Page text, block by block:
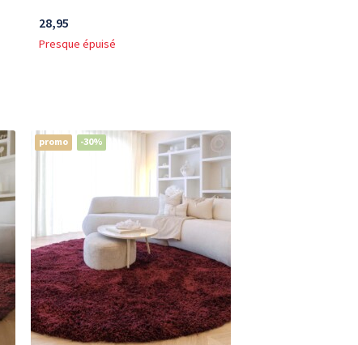
28,95
Presque épuisé
promo -30%